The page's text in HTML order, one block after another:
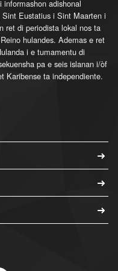
adishonal
Eustatius i Sint Maarten i
ret di periodista lokal nos ta
hulandes. Ademas e ret
i e tumamentu di
pa e seis islanan i/òf
Karibense ta independiente.